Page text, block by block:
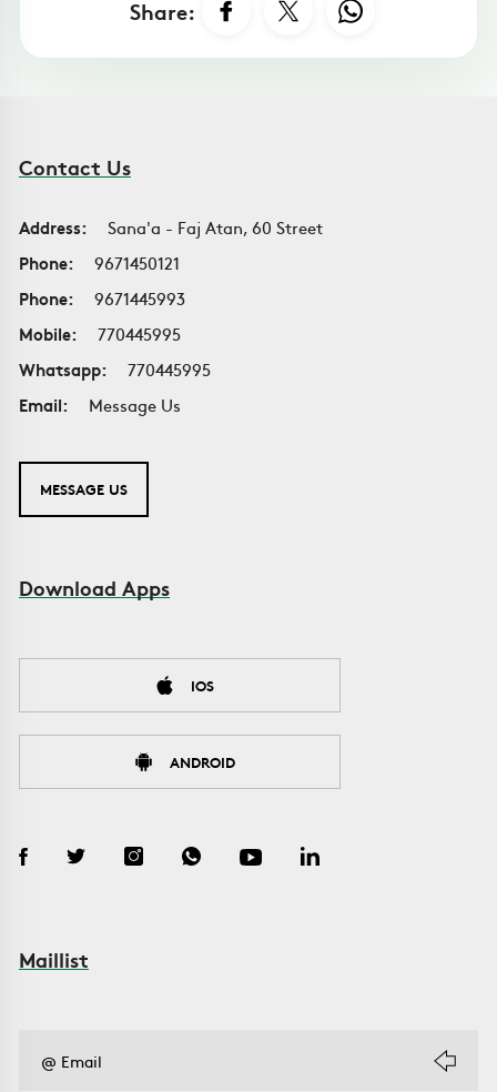
Share:
Contact Us
Address:
Sana'a - Faj Atan, 60 Street
Phone:
9671450121
Phone:
9671445993
Mobile:
770445995
Whatsapp:
770445995
Email:
Message Us
MESSAGE US
Download Apps
IOS
ANDROID
Maillist